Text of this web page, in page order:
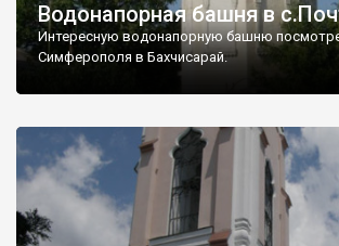
Водонапорная башня в
Интересную водонапорную башню
Симферополя в Бахчисарай.